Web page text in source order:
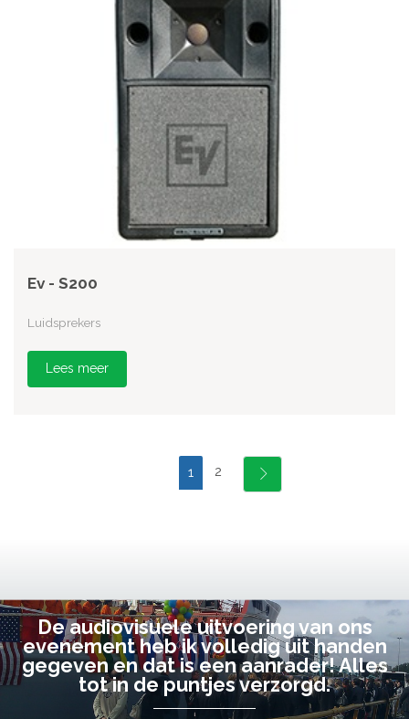
Ev - S200
Luidsprekers
Lees meer
1 2
De audiovisuele uitvoering van ons
evenement heb ik volledig uit handen
gegeven en dat is een aanrader! Alles
tot in de puntjes verzorgd.